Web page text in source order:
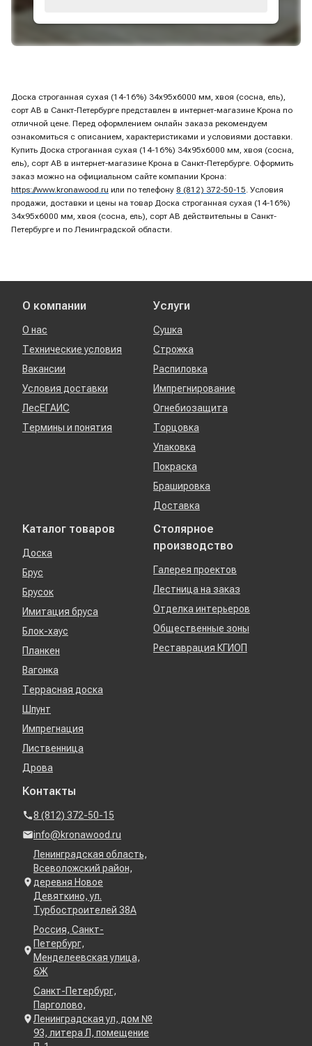
Доска строганная сухая (14-16%) 34х95х6000 мм, хвоя (сосна, ель),
сорт AB в Санкт-Петербурге представлен в интернет-магазине Крона по
отличной цене. Перед оформлением онлайн заказа рекомендуем
ознакомиться с описанием, характеристиками и условиями доставки.
Купить Доска строганная сухая (14-16%) 34х95х6000 мм, хвоя (сосна,
ель), сорт AB в интернет-магазине Крона в Санкт-Петербурге. Оформить
заказ можно на официальном сайте компании Крона:
https://www.kronawood.ru или по телефону 8 (812) 372-50-15. Условия
продажи, доставки и цены на товар Доска строганная сухая (14-16%)
34х95х6000 мм, хвоя (сосна, ель), сорт AB действительны в Санкт-
Петербурге и по Ленинградской области.
О компании
О нас
Технические условия
Вакансии
Условия доставки
ЛесЕГАИС
Термины и понятия
Услуги
Сушка
Строжка
Распиловка
Импрегнирование
Огнебиозащита
Торцовка
Упаковка
Покраска
Брашировка
Доставка
Каталог товаров
Доска
Брус
Брусок
Имитация бруса
Блок-хаус
Планкен
Вагонка
Террасная доска
Шпунт
Импрегнация
Лиственница
Дрова
Столярное
производство
Галерея проектов
Лестница на заказ
Отделка интерьеров
Общественные зоны
Реставрация КГИОП
Контакты
8 (812) 372-50-15
info@kronawood.ru
Ленинградская область,
Всеволожский район,
деревня Новое
Девяткино, ул.
Турбостроителей 38А
Россия, Санкт-
Петербург,
Менделеевская улица,
6Ж
Санкт-Петербург,
Парголово,
Ленинградская ул, дом №
93, литера Л, помещение